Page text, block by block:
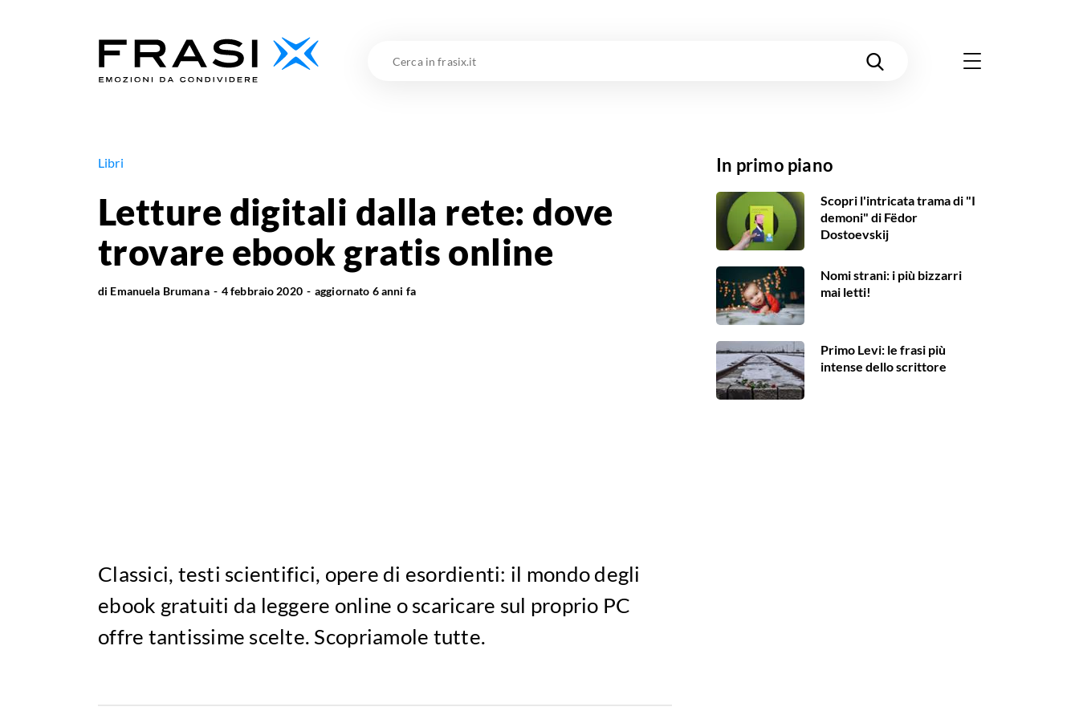
Libri
Letture digitali dalla rete: dove
trovare ebook gratis online
di Emanuela Brumana 4 febbraio 2020 aggiornato 6 anni fa
Classici, testi scientifici, opere di esordienti: il mondo degli
ebook gratuiti da leggere online o scaricare sul proprio PC
offre tantissime scelte. Scopriamole tutte.
In primo piano
Scopri l'intricata trama di "I
demoni" di Fëdor
Dostoevskij
Nomi strani: i più bizzarri
mai letti!
Primo Levi: le frasi più
intense dello scrittore